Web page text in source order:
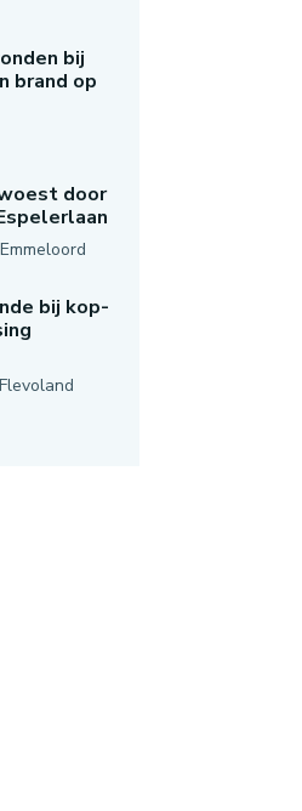
bij
brand op
door
Emmeloord
bij kop-
Flevoland